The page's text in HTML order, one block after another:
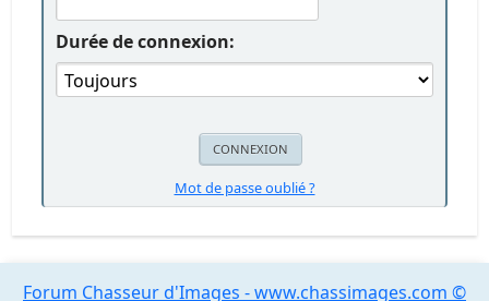
Durée de connexion:
Mot de passe oublié ?
Forum Chasseur d'Images - www.chassimages.com ©